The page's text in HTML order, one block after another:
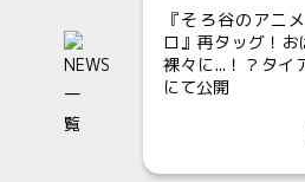
『そろ谷のアニ
ロ』再タッグ！
裸々に...！？タイ
にて公開